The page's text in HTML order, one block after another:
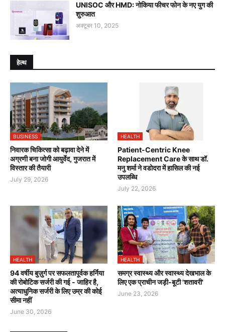
UNISOC और HMD: नोकिया फीचर फोन के नए युग की
शुरुआत
अक्टूबर 10, 2025
हेल्थ
BUSINESS
निवारक चिकित्सा को बढ़ावा देने में
अग्रणी बना जोगी आयुर्वेद, गुजरात में
विस्तार की तैयारी
July 29, 2026
HEALTH
Patient-Centric Knee
Replacement Care के साथ डॉ.
मनु शर्मा ने वडोदरा में हासिल की नई
उपलब्धि
July 22, 2026
HEALTH
94 वर्षीय बुज़ुर्ग पर सफलतापूर्वक हर्निया
की रोबोटिक सर्जरी की गई - जाहिर है,
अत्याधुनिक सर्जरी के लिए उम्र की कोई
सीमा नहीं
June 30, 2026
HEALTH
समग्र स्वास्थ्य और स्वास्थ्य देखभाल के
लिए एक प्राचीन जड़ी-बूटी 'शतावरी'
June 23, 2026